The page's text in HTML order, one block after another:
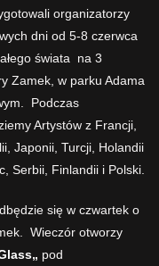
organizatorzy
dni od 5-8 czerwca
świata na 3
Zamek, w parku Adama
Podczas
Artystów z Francji,
Japonii, Turcji, Holandii
Serbii, Finlandii i Polski.
się w czwartek o
Wieczór otworzy
„ pod